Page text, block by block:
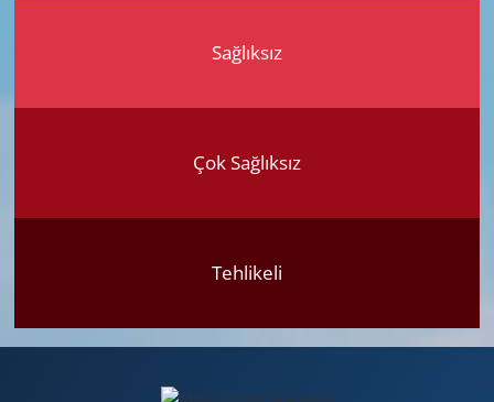
Sağlıksız
Çok Sağlıksız
Tehlikeli